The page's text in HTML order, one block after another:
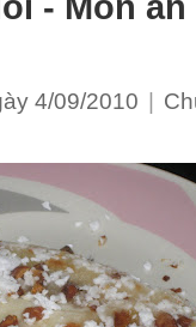
4/09/2010